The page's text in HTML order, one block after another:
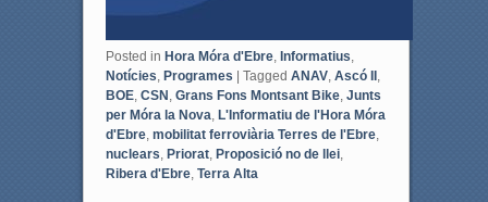
Posted in Hora Móra d'Ebre, Informatius,
Notícies, Programes Tagged ANAV, Ascó II ,
BOE, CSN , Grans Fons Montsant Bike, Junts
per Móra la Nova, L'Informatiu de l'Hora Móra
d'Ebre, mobilitat ferroviària Terres de l'Ebre,
nuclears, Priorat, Proposició no de llei,
Ribera d'Ebre, Terra Alta